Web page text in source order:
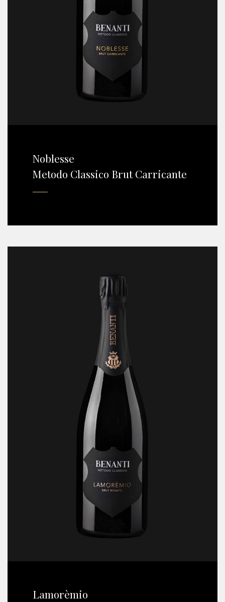
Noblesse
Metodo Classico Brut Carricante
Lamorèmio